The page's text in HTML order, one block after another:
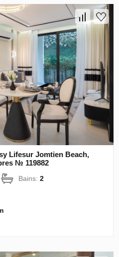
Lifesur Jomtien Beach,
№ 119882
Bains:2